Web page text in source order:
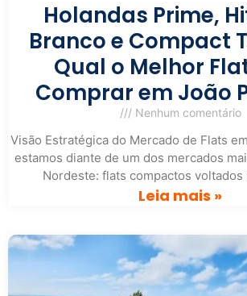
Holandas Prime,
Branco e Compact
Qual o Melhor
Comprar em João
Nenhum comentário
Visão Estratégica do Mercado de Flats
estamos diante de um dos mercados
Nordeste: flats compactos voltados
Leia mais »